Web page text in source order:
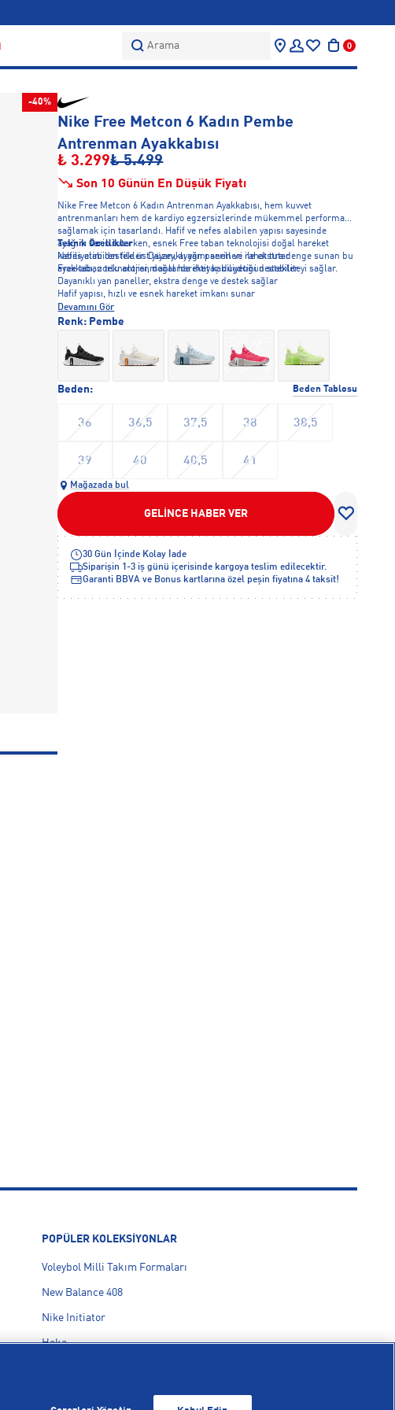
Arama 0
-40%
Nike Free Metcon 6 Kadın Pembe
Antrenman Ayakkabısı
₺ 3.299₺ 5.499
Son 10 Günün En Düşük Fiyatı
Nike Free Metcon 6 Kadın Antrenman Ayakkabısı, hem kuvvet
antrenmanları hem de kardiyo egzersizlerinde mükemmel performans
sağlamak için tasarlandı. Hafif ve nefes alabilen yapısı sayesinde
ayağını serin tutarken, esnek Free taban teknolojisi doğal hareket
kabiliyetini destekler. Dayanıklı yan panelleri ile ekstra denge sunan bu
ayakkabı, zorlu antrenmanlarda ihtiyaç duyduğun stabiliteyi sağlar.
Teknik Özellikler
Nefes alabilen file üst yüzey, ayağını serin ve rahat tutar
Free taban teknolojisi, doğal hareket kabiliyetini destekler
Dayanıklı yan paneller, ekstra denge ve destek sağlar
Hafif yapısı, hızlı ve esnek hareket imkanı sunar
Devamını Gör
Beden: Beden Tablosu
36 36,5 37,5 38 38,5
39 40 40,5 41
Renk: Pembe
Mağazada bul
GELİNCE HABER VER
30 Gün İçinde Kolay İade
Siparişin 1-3 iş günü içerisinde kargoya teslim edilecektir.
Garanti BBVA ve Bonus kartlarına özel peşin fiyatına 4 taksit!
POPÜLER KOLEKSİYONLAR
Voleybol Milli Takım Formaları
New Balance 408
Nike Initiator
Hoka